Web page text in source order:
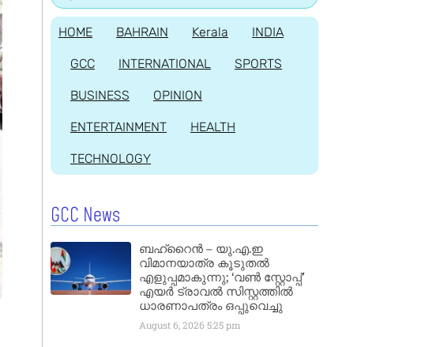
HOME BAHRAIN Kerala INDIA
GCC INTERNATIONAL SPORTS
BUSINESS OPINION
ENTERTAINMENT HEALTH
TECHNOLOGY
GCC News
ബഹ്‌റൈൻ – യു.എ.ഇ
വിമാനയാത്ര കൂടുതൽ
എളുപ്പമാകുന്നു; ‘വൺ സ്റ്റോപ്പ്’
എയർ ട്രാവൽ സിസ്റ്റത്തിൽ
ധാരണാപത്രം ഒപ്പുവെച്ചു
August 6, 2026 5:25 pm